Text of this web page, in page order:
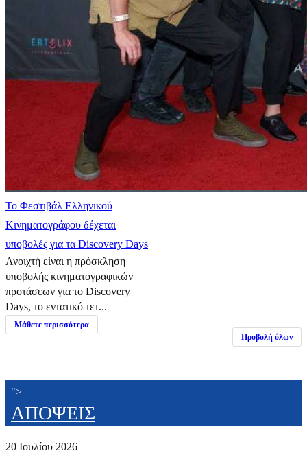
Το Φεστιβάλ Ελληνικού
Κινηματογράφου δέχεται
υποβολές για τα Discovery Days
Ανοιχτή είναι η πρόσκληση
υποβολής κινηματογραφικών
προτάσεων για το Discovery
Days, το εντατικό τετ...
Μάθετε περισσότερα
Προβολή όλων
">
ΑΠΟΨΕΙΣ
20 Ιουλίου 2026